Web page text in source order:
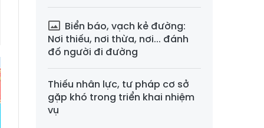
Biển báo, vạch kẻ đường:
Nơi thiếu, nơi thừa, nơi... đánh
đố người đi đường
Thiếu nhân lực, tư pháp cơ sở
gặp khó trong triển khai nhiệm
vụ